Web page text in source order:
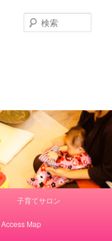
索
子育てサロン
Access Map